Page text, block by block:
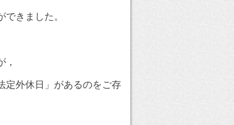
きました。
，
定外休日」があるのをご存